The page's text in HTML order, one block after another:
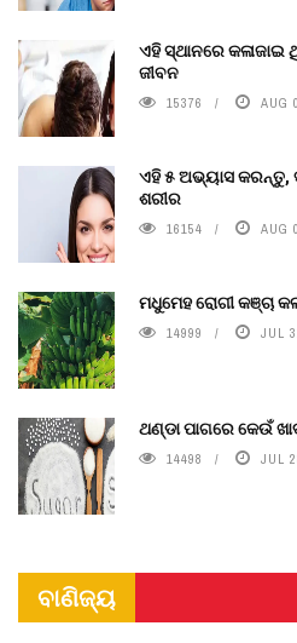
ଏହି ସ୍ଥାନରେ
ଜୀବନ
15376 AUG
ଏହି ୫ ଅଭ୍ୟାସ କରନ୍ତୁ,
ଶରୀର
16154 AUG
ମଧୁମେହ ରୋଗୀ କଞ୍ଚା
14999 JUL
ଥଣ୍ଡା ପାଗରେ କେଉଁ
14498 JUL
ବାଣିଜ୍ୟ